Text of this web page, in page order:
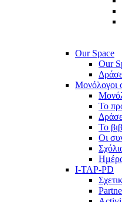
Our Space
Our
Μονόλογοι
Το
Το
Οι
I-TAP-PD